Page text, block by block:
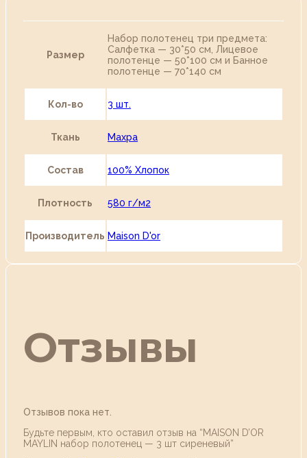
Размер
Набор полотенец три предмета:
Салфетка — 30*50 см, Лицевое
полотенце — 50*100 см и Банное
полотенце — 70*140 см
Кол-во 3 шт.
Ткань Махра
Состав 100% Хлопок
Плотность 580 г/м2
Производитель Maison D'or
Отзывы
Отзывов пока нет.
Будьте первым, кто оставил отзыв на “MAISON D’OR
MAYLIN набор полотенец — 3 шт сиреневый”